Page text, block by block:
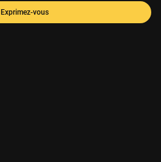
Exprimez-vous